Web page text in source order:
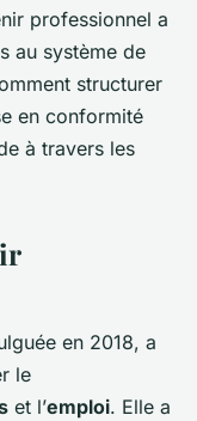
professionnel a
au système de
structurer
en conformité
à travers les
en 2018, a
le
et l’emploi. Elle a